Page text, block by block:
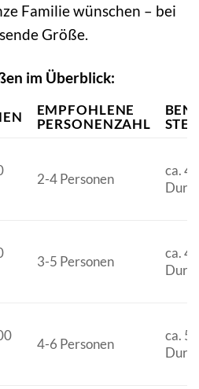
Familie wünschen – bei
Größe.
im Überblick:
EMPFOHLENE
PERSONENZAHL
2-4 Personen
ca.
3-5 Personen
ca.
4-6 Personen
ca.